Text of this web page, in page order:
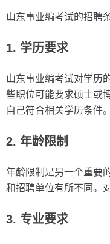
山东事业编考试的招聘
1. 学历要求
山东事业编考试对学历
些职位可能要求硕士或
自己符合相关学历条件。
2. 年龄限制
年龄限制是另一个重要
和招聘单位有所不同。
3. 专业要求